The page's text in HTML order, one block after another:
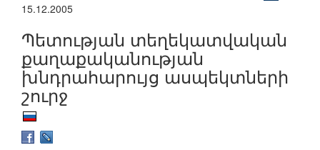
15.12.2005
Պետության տեղեկատվական
քաղաքականության
խնդրահարույց ասպեկտների
շուրջ